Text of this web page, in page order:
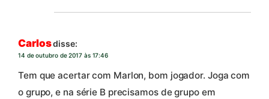
Carlosdisse:
14 de outubro de 2017 às 17:46
Tem que acertar com Marlon, bom jogador. Joga com
o grupo, e na série B precisamos de grupo em